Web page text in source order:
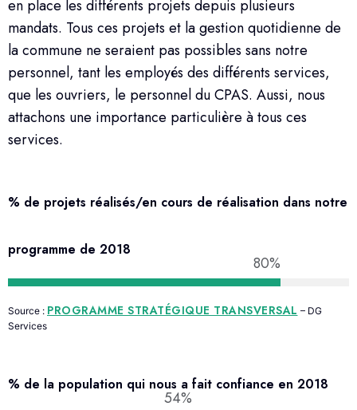
en place les différents projets depuis plusieurs
mandats. Tous ces projets et la gestion quotidienne de
la commune ne seraient pas possibles sans notre
personnel, tant les employés des différents services,
que les ouvriers, le personnel du CPAS. Aussi, nous
attachons une importance particulière à tous ces
services.
% de projets réalisés/en cours de réalisation dans notre
programme de 2018
80%
Source : PROGRAMME STRATÉGIQUE TRANSVERSAL – DG
Services
% de la population qui nous a fait confiance en 2018
54%